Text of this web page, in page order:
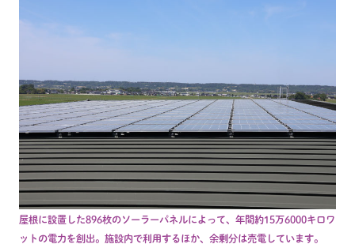
屋根に設置した896枚のソーラーパネルによって、年間約15万6000キロワ
ットの電力を創出。施設内で利用するほか、余剰分は売電しています。